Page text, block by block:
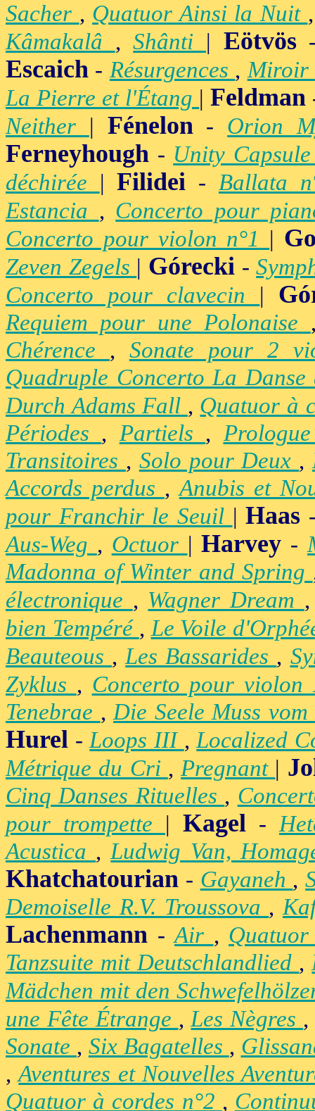
Sacher , Quatuor Ainsi la Nuit
Kâmakalâ ,Shânti | Eötvös
Escaich - Résurgences ,Miroir
La Pierre et l'Étang |Feldman
Neither | Fénelon- Orion
Ferneyhough - Unity
déchirée |Filidei - Ballata
Estancia , Concerto pour
Concerto pour violon n°1 |
Zeven Zegels | Górecki-
Concerto pour clavecin |
Requiem pour une Polonaise
Chérence , Sonate pour 2
Quadruple Concerto La
Durch Adams Fall , Quatuor à
Périodes , Partiels ,
Transitoires , Solo pour Deux ,
Accords perdus ,Anubis et
pour Franchir le Seuil |Haas
Aus-Weg , Octuor |Harvey -
Madonna of Winter and Spring
électronique , Wagner Dream
bien Tempéré ,Le Voile
Beauteous ,Les Bassarides ,
Zyklus , Concerto pour
Tenebrae ,Die Seele Muss
Hurel -Loops III ,Localized
Métrique du Cri ,Pregnant |
Cinq Danses Rituelles ,
pour trompette | Kagel -
Acustica ,Ludwig Van,
Khatchatourian - Gayaneh ,
Demoiselle R.V. Troussova ,
Lachenmann -Air ,
Tanzsuite mit Deutschlandlied ,
Mädchen mit den
une Fête Étrange ,Les Nègres ,
Sonate , Six Bagatelles ,
,Aventures et Nouvelles
Quatuor à cordes n°2 ,